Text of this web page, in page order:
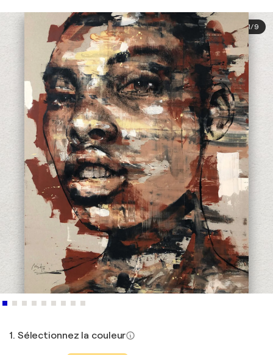
1/9
1. Sélectionnez la couleur